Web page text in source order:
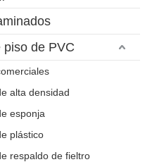
piso de PVC
alta densidad
esponja
plástico
respaldo de fieltro